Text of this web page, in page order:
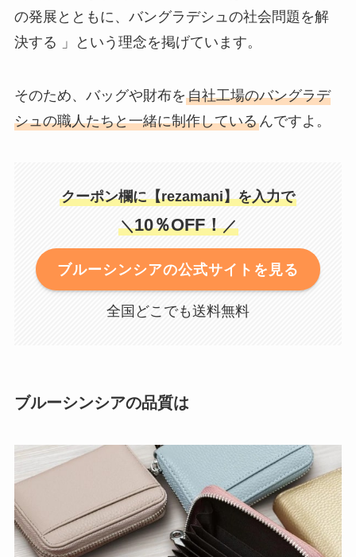
の発展とともに、バングラデシュの社会問題を解
決する 」という理念を掲げています。
そのため、バッグや財布を自社工場のバングラデ
シュの職人たちと一緒に制作しているんですよ。
クーポン欄に【rezamani】を入力で
＼10％OFF！／
ブルーシンシアの公式サイトを見る
全国どこでも送料無料
ブルーシンシアの品質は